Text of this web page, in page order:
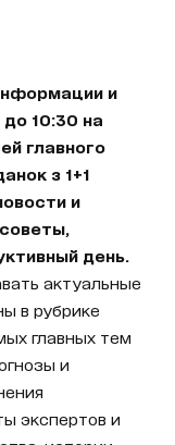
и
10:30 на
главного
з 1+1
и
день.
актуальные
в рубрике
главных тем
и
экспертов и